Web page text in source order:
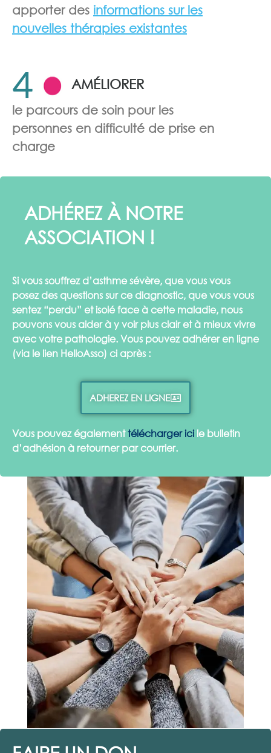
apporter des informations sur les
nouvelles thérapies existantes
4 AMÉLIORER
le parcours de soin pour les
personnes en difficulté de prise en
charge
ADHÉREZ À NOTRE
ASSOCIATION !
Si vous souffrez d’asthme sévère, que vous vous
posez des questions sur ce diagnostic, que vous vous
sentez “perdu” et isolé face à cette maladie, nous
pouvons vous aider à y voir plus clair et à mieux vivre
avec votre pathologie. Vous pouvez adhérer en ligne
(via le lien HelloAsso) ci après :
ADHEREZ EN LIGNE
Vous pouvez égalementtélécharger ici le bulletin
d’adhésion à retourner par courrier.